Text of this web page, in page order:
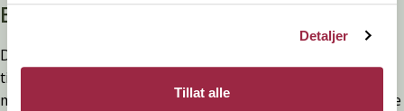
Detaljer
Tillat alle
Branntestet
Denne kledninger er testet, dokumentert, godkjent og
tilfredsstiller preakseptert ytelse for brann (D-s2,d0) ved
montering. Ytelsen opprettholdes ved å følge anvisningene